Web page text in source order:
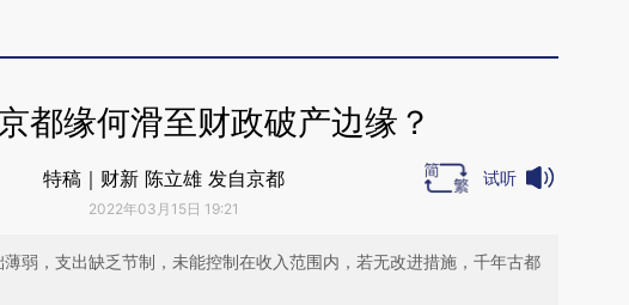
都缘何滑至财政破产边缘？
特稿｜财新 陈立雄 发自京都
2022年03月15日 19:21
试听
弱，支出缺乏节制，未能控制在收入范围内，若无改进措施，千年古都